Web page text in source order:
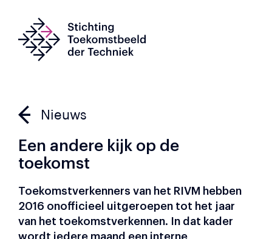
Nieuws
Een andere kijk op de
toekomst
Toekomstverkenners van het RIVM hebben
2016 onofficieel uitgeroepen tot het jaar
van het toekomstverkennen. In dat kader
wordt iedere maand een interne